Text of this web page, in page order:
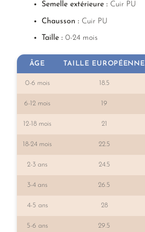
Semelle extérieure :Cuir PU
Chausson :Cuir PU
Taille :0-24 mois
ÂGE TAILLE EUROPÉENNE
0-6 mois 18.5
6-12 mois 19
12-18 mois 21
18-24 mois 22.5
2-3 ans 24.5
3-4 ans 26.5
4-5 ans 28
5-6 ans 29.5